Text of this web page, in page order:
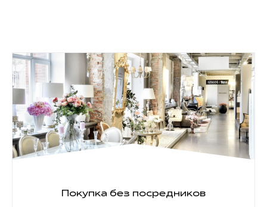
Покупка без посредников